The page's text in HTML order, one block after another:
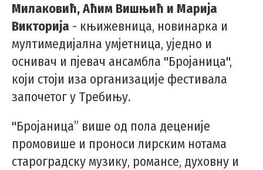
Милаковић, Аћим Вишњић и Марија
Викторија - књижевница, новинарка и
мултимедијална умјетница, уједно и
оснивач и пјевач ансамбла "Бројаница",
који стоји иза организације фестивала
започетог у Требињу.
"Бројаница” више од пола деценије
промовише и проноси лирским нотама
староградску музику, романсе, духовну и